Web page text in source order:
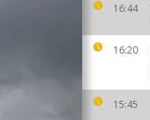
16:44
16:20
15:45